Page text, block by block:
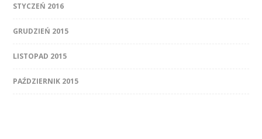
STYCZEŃ 2016
GRUDZIEŃ 2015
LISTOPAD 2015
PAŹDZIERNIK 2015